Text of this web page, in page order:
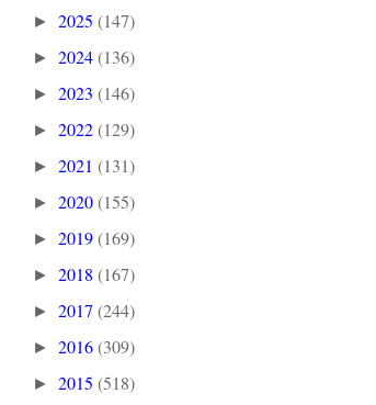
► 2025 (147)
► 2024(136)
► 2023 (146)
► 2022(129)
► 2021 (131)
► 2020(155)
► 2019(169)
► 2018 (167)
► 2017 (244)
► 2016(309)
► 2015 (518)